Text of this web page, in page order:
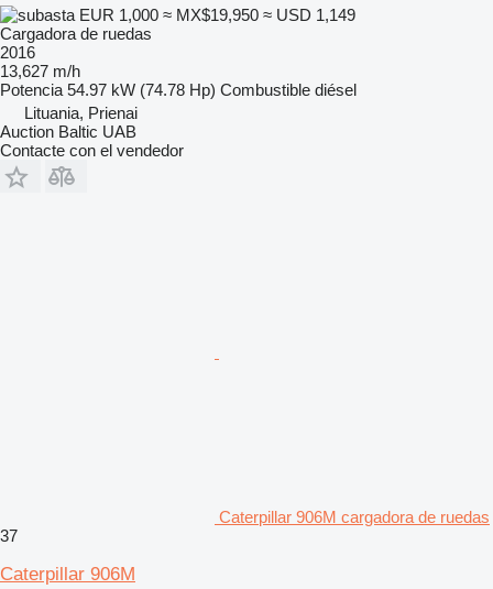
EUR 1,000 ≈ MX$19,950 ≈ USD 1,149
Cargadora de ruedas
2016
13,627 m/h
Potencia 54.97 kW (74.78 Hp) Combustible diésel
Lituania, Prienai
Auction Baltic UAB
Contacte con el vendedor
Caterpillar 906M cargadora de ruedas
37
Caterpillar 906M